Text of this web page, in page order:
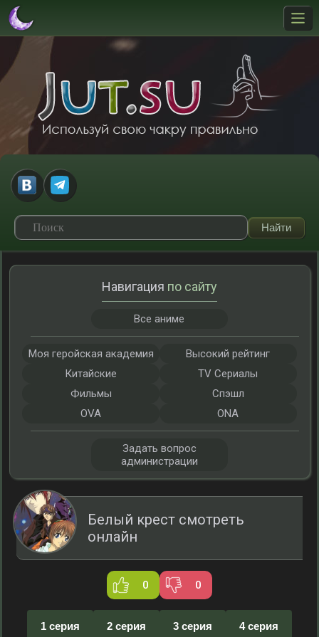
Белый крест смотреть
онлайн
0 0
1 серия 2 серия 3 серия 4 серия
Навигация по сайту
Все аниме
Моя геройская академия
Высокий рейтинг
Китайские
TV Сериалы
Фильмы
Спэшл
OVA
ONA
Задать вопрос
администрации